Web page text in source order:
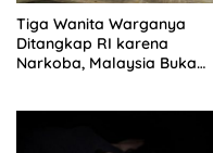
Tiga Wanita Warganya
Ditangkap RI karena
Narkoba, Malaysia Buka